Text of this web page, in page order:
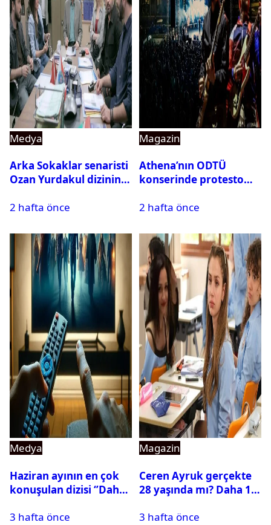
Medya
Arka Sokaklar senaristi
Ozan Yurdakul dizinin
2 hafta önce
Magazin
Athena’nın ODTÜ
konserinde protesto
2 hafta önce
Medya
Haziran ayının en çok
konuşulan dizisi ‘’Daha
3 hafta önce
Magazin
Ceren Ayruk gerçekte
28 yaşında mı? Daha 17
3 hafta önce